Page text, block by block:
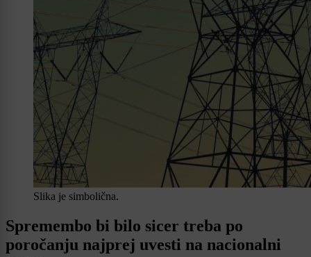
Slika je simbolična.
Spremembo bi bilo sicer treba po
poročanju najprej uvesti na nacionalni